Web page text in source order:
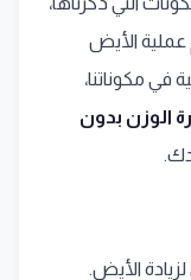
عملية الأيض
مكوناتنا،
الوزن بدون
الأيض.